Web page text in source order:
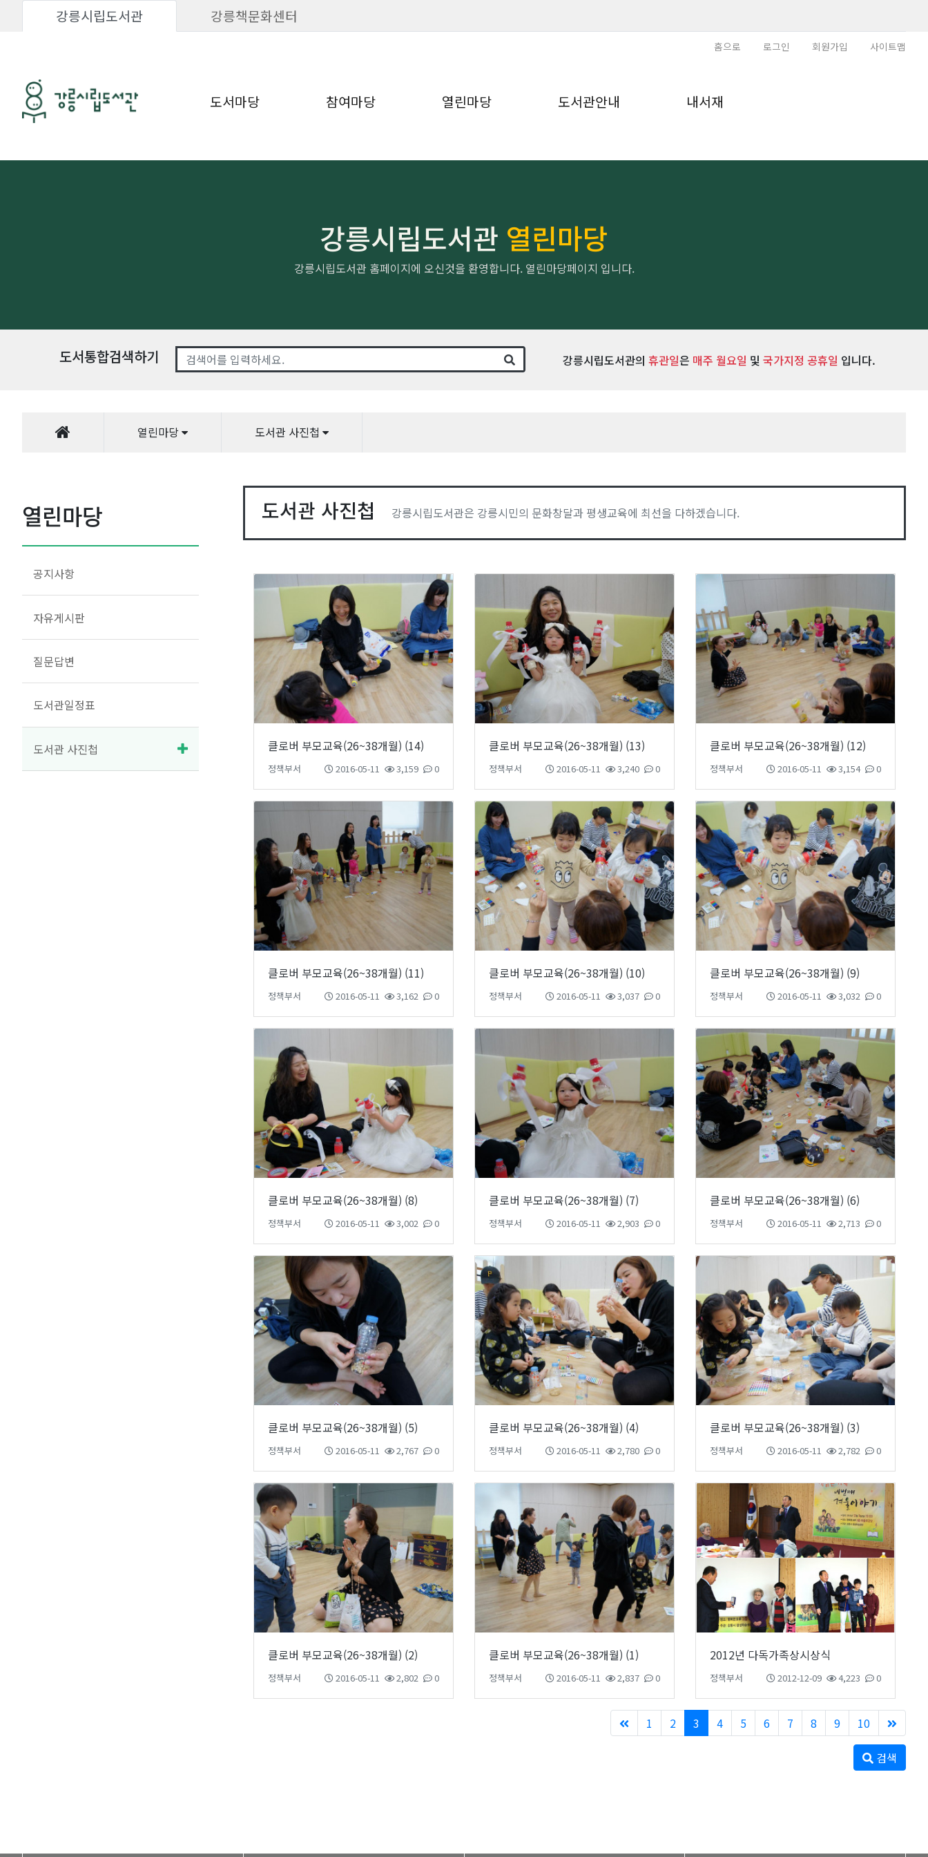
강릉시립도서관 강릉책문화센터
홈으로 로그인 회원가입 사이트맵
도서마당 참여마당 열린마당 도서관안내 내서재
강릉시립도서관 열린마당
강릉시립도서관 홈페이지에 오신것을 환영합니다. 열린마당페이지 입니다.
도서통합검색하기 강릉시립도서관의휴관일은 매주 월요일 및국가지정 공휴일 입니다.
열린마당 도서관 사진첩
열린마당
공지사항
자유게시판
질문답변
도서관일정표
도서관 사진첩
도서관 사진첩 강릉시립도서관은 강릉시민의 문화창달과 평생교육에 최선을 다하겠습니다.
클로버 부모교육(26~38개월) (14)
정책부서 2016-05-11 3,159 0
클로버 부모교육(26~38개월) (13)
정책부서 2016-05-11 3,240 0
클로버 부모교육(26~38개월) (12)
정책부서 2016-05-11 3,154 0
클로버 부모교육(26~38개월) (11)
정책부서 2016-05-11 3,162 0
클로버 부모교육(26~38개월) (10)
정책부서 2016-05-11 3,037 0
클로버 부모교육(26~38개월) (9)
정책부서 2016-05-11 3,032 0
클로버 부모교육(26~38개월) (8)
정책부서 2016-05-11 3,002 0
클로버 부모교육(26~38개월) (7)
정책부서 2016-05-11 2,903 0
클로버 부모교육(26~38개월) (6)
정책부서 2016-05-11 2,713 0
클로버 부모교육(26~38개월) (5)
정책부서 2016-05-11 2,767 0
클로버 부모교육(26~38개월) (4)
정책부서 2016-05-11 2,780 0
클로버 부모교육(26~38개월) (3)
정책부서 2016-05-11 2,782 0
클로버 부모교육(26~38개월) (2)
정책부서 2016-05-11 2,802 0
클로버 부모교육(26~38개월) (1)
정책부서 2016-05-11 2,837 0
2012년 다독가족상시상식
정책부서 2012-12-09 4,223 0
1 2 3 4 5 6 7 8 9 10
검색